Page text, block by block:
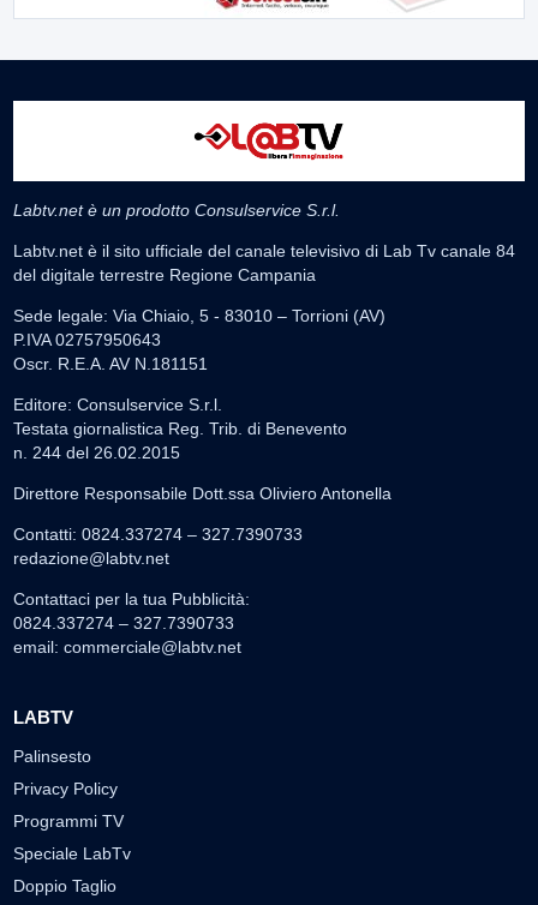
Labtv.net è un prodotto Consulservice S.r.l.
Labtv.net è il sito ufficiale del canale televisivo di Lab Tv canale 84
del digitale terrestre Regione Campania
Sede legale: Via Chiaio, 5 - 83010 – Torrioni (AV)
P.IVA 02757950643
Oscr. R.E.A. AV N.181151
Editore: Consulservice S.r.l.
Testata giornalistica Reg. Trib. di Benevento
n. 244 del 26.02.2015
Direttore Responsabile Dott.ssa Oliviero Antonella
Contatti: 0824.337274 – 327.7390733
redazione@labtv.net
Contattaci per la tua Pubblicità:
0824.337274 – 327.7390733
email: commerciale@labtv.net
LABTV
Palinsesto
Privacy Policy
Programmi TV
Speciale LabTv
Doppio Taglio